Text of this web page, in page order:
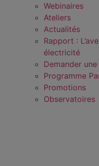
Webinaires
Ateliers
Actualités
Rapport :
électricité
Demander
Programme
Promotions
Observatoires